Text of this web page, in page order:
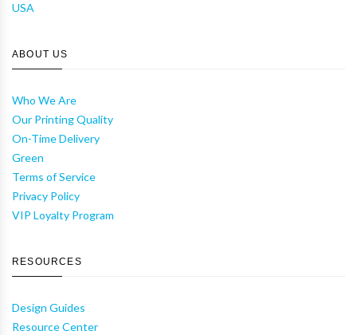
USA
ABOUT US
Who We Are
Our Printing Quality
On-Time Delivery
Green
Terms of Service
Privacy Policy
VIP Loyalty Program
RESOURCES
Design Guides
Resource Center